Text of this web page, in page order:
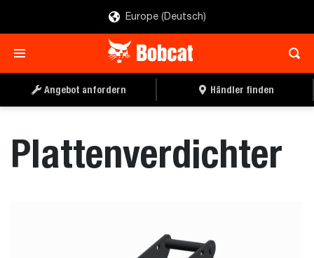
Europe (Deutsch)
Angebot anfordern Händler finden
Plattenverdichter
ANGEBOT ANFORDERN HÄNDLER FINDEN